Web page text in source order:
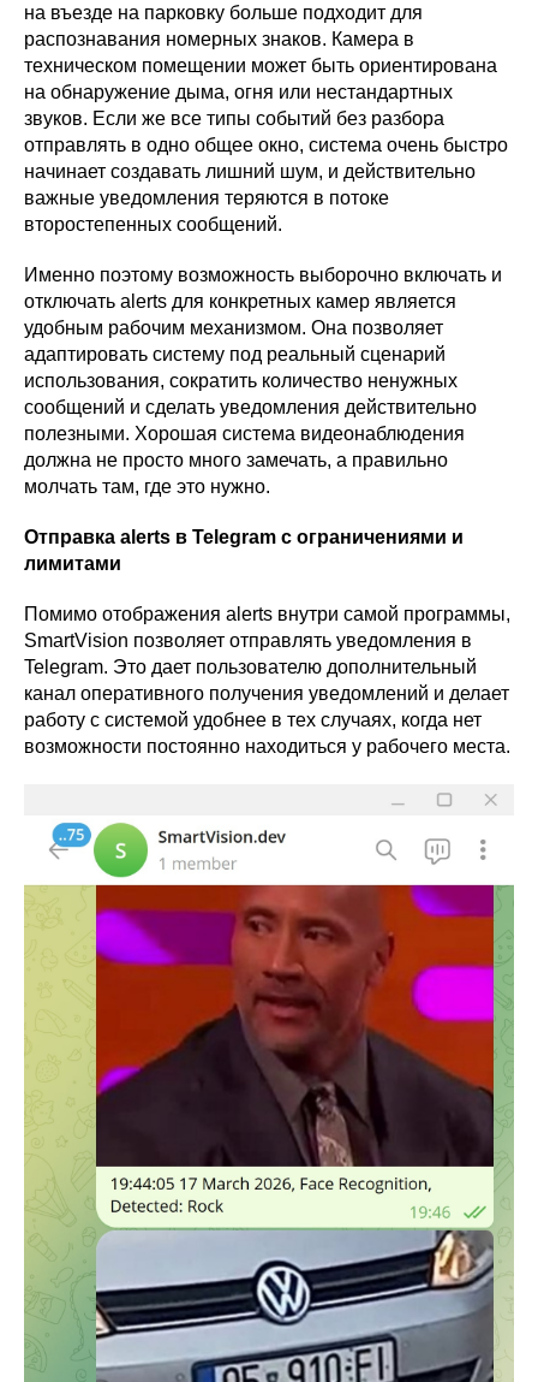
на въезде на парковку больше подходит для
распознавания номерных знаков. Камера в
техническом помещении может быть ориентирована
на обнаружение дыма, огня или нестандартных
звуков. Если же все типы событий без разбора
отправлять в одно общее окно, система очень быстро
начинает создавать лишний шум, и действительно
важные уведомления теряются в потоке
второстепенных сообщений.
Именно поэтому возможность выборочно включать и
отключать alerts для конкретных камер является
удобным рабочим механизмом. Она позволяет
адаптировать систему под реальный сценарий
использования, сократить количество ненужных
сообщений и сделать уведомления действительно
полезными. Хорошая система видеонаблюдения
должна не просто много замечать, а правильно
молчать там, где это нужно.
Отправка alerts в Telegram с ограничениями и
лимитами
Помимо отображения alerts внутри самой программы,
SmartVision позволяет отправлять уведомления в
Telegram. Это дает пользователю дополнительный
канал оперативного получения уведомлений и делает
работу с системой удобнее в тех случаях, когда нет
возможности постоянно находиться у рабочего места.